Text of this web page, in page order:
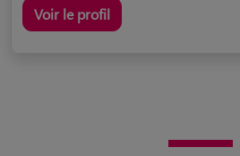
Voir le profil